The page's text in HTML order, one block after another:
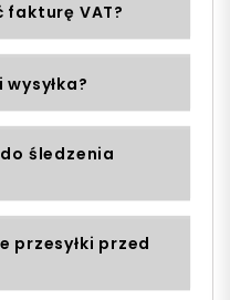
fakturę VAT?
śledzenia
przesyłki przed